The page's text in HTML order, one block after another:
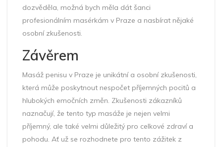
dozvěděla, možná bych měla dát šanci
profesionálním masérkám v Praze a nasbírat nějaké
osobní zkušenosti.
Závěrem
Masáž penisu v Praze je unikátní a osobní zkušenosti,
která může poskytnout nespočet příjemných pocitů a
hlubokých emočních změn. Zkušenosti zákazníků
naznačují, že tento typ masáže je nejen velmi
příjemný, ale také velmi důležitý pro celkové zdraví a
pohodu. Ať už se rozhodnete pro tento zážitek z